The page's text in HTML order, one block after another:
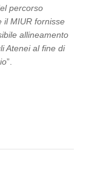
percorso
il MIUR fornisse
allineamento
Atenei al fine di
”.